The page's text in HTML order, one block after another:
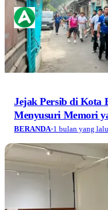
Jejak Persib di Kota
Menyusuri Memori
BERANDA·1 bulan yang lalu